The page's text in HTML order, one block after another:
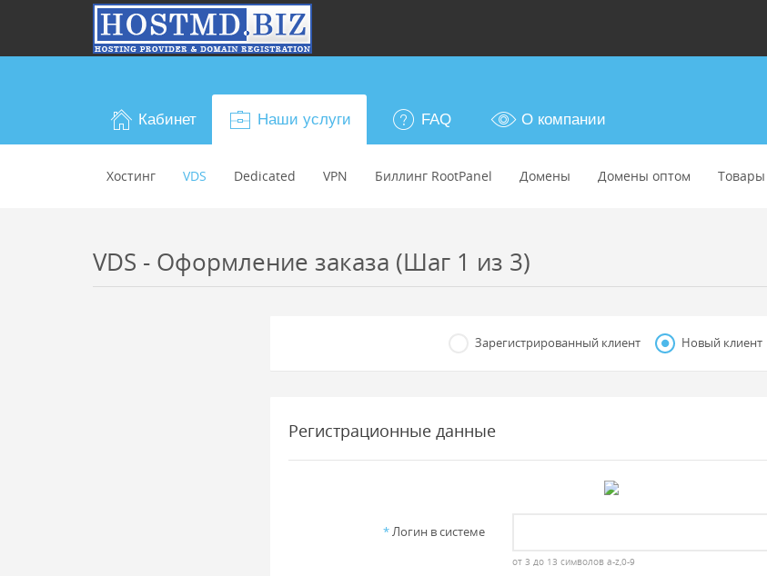
Кабинет Наши услуги
Хостинг VDS Dedicated VPN Биллинг RootPanel Домены Домены оптом Товары
FAQ О компании
VDS - Оформление заказа (Шаг 1 из 3)
Зарегистрированный клиент Новый клиент
Регистрационные данные
*Логин в системе
от 3 до 13 символов a-z,0-9